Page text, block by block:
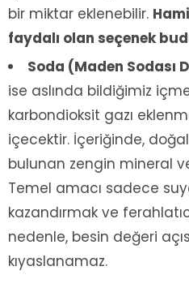
bir miktar eklenebilir.
faydalı olan seçenek
Soda (Maden Sodası
ise aslında bildiğimiz
karbondioksit gazı
içecektir. İçeriğinde,
bulunan zengin mineral
Temel amacı sadece
kazandırmak ve
nedenle, besin değeri
kıyaslanamaz.